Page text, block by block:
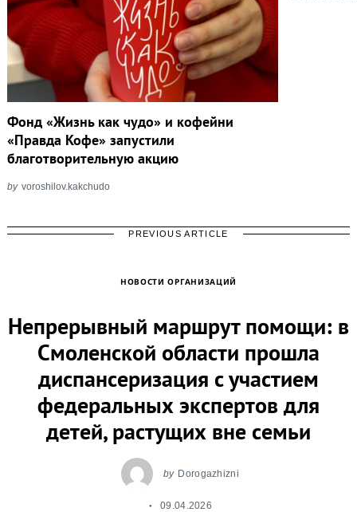
Фонд «Жизнь как чудо» и кофейни
«Правда Кофе» запустили
благотворительную акцию
by voroshilov.kakchudo
PREVIOUS ARTICLE
НОВОСТИ ОРГАНИЗАЦИЙ
Непрерывный маршрут помощи: в
Смоленской области прошла
диспансеризация с участием
федеральных экспертов для
детей, растущих вне семьи
by Dorogazhizni
09.04.2026